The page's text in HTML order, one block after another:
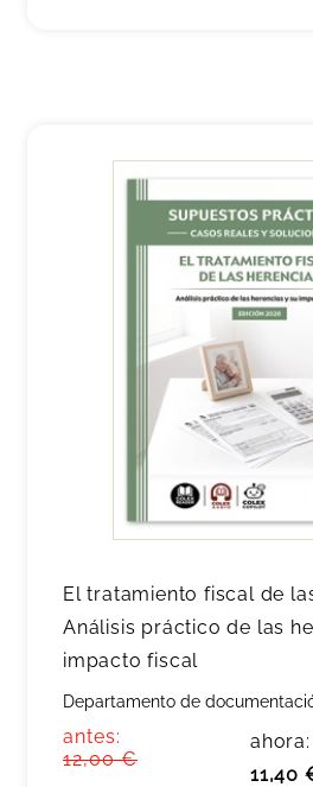
El tratamiento fiscal de
Análisis práctico de las
impacto fiscal
Departamento de
antes:
12,00 €
ahora:
11,40